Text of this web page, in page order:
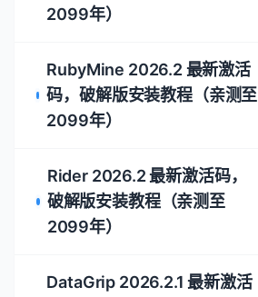
2099年）
RubyMine 2026.2 最新激活
码，破解版安装教程（亲测至
2099年）
Rider 2026.2 最新激活码，
破解版安装教程（亲测至
2099年）
DataGrip 2026.2.1 最新激活